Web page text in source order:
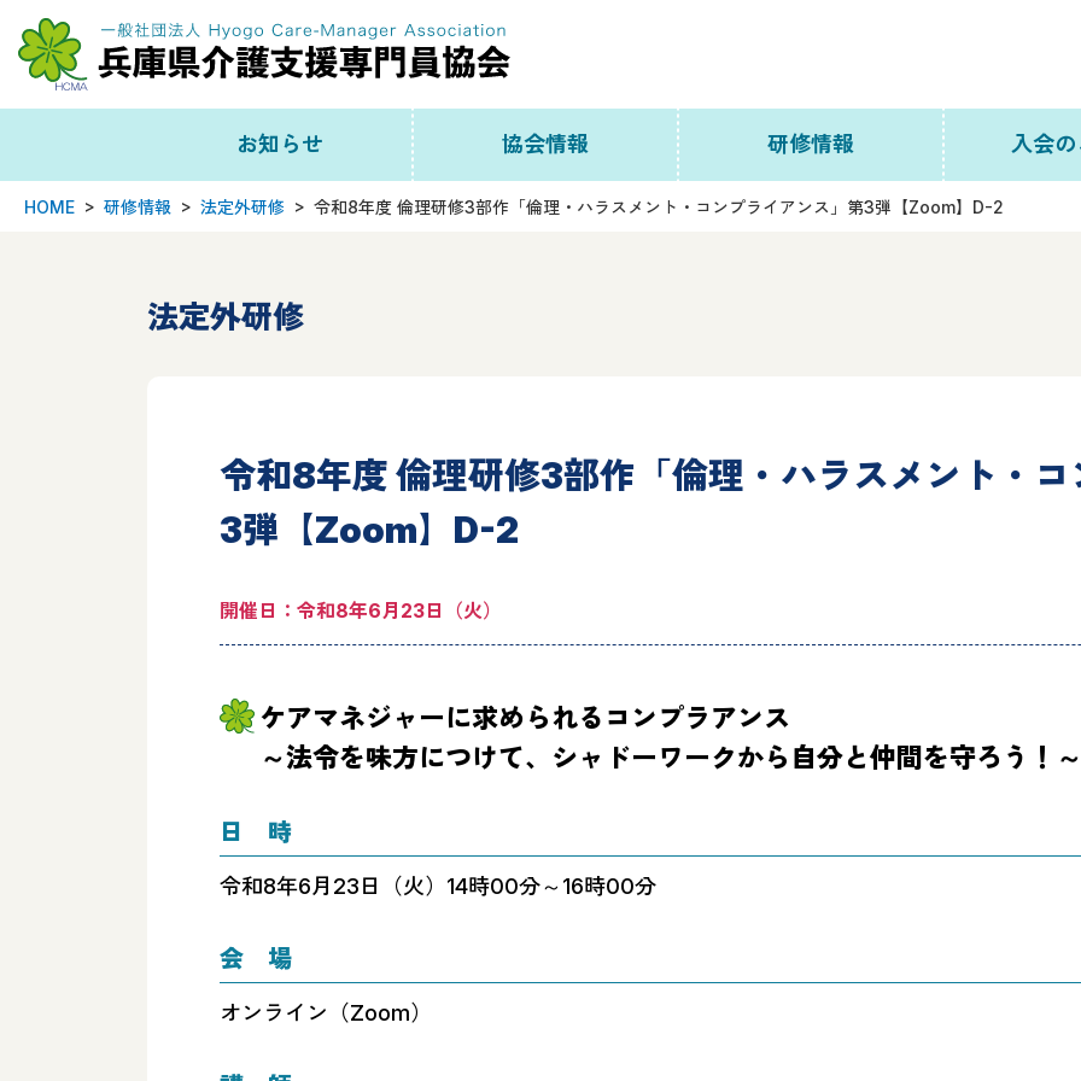
お知らせ
新着一覧
日本協会から
協会情報
協会について
委員会
研修情報
主任介護支援専門員研修
入会
HOME 研修情報 法定外研修 令和8年度 倫理研修3部作「倫理・ハラスメント・コンプライアンス」第3弾【Zoom】D-2
法定外研修
令和8年度 倫理研修3部作「倫理・ハラスメント・
3弾【Zoom】D-2
開催日：令和8年6月23日（火）
ケアマネジャーに求められるコンプラアンス
～法令を味方につけて、シャドーワークから自分と仲間を守ろう！～
日 時
令和8年6月23日（火）14時00分～16時00分
会 場
オンライン（Zoom）